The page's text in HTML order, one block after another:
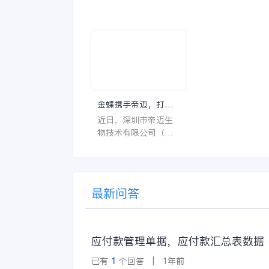
金蝶携手帝迈，打造
医疗器械行业信创数
字化标杆
近日，深圳市帝迈生
物技术有限公司（以
国）有限公司（以下
简称
最新问答
应付款管理单据，应付款汇总表数据
已有 1 个回答 | 1年前